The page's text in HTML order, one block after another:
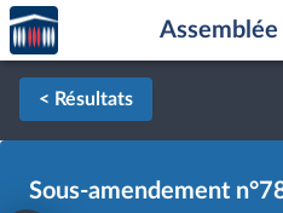
Aller au contenu
Aller en bas de la page
Accèder
à la
page
d'accueil
< Résultats
Sous-amendement